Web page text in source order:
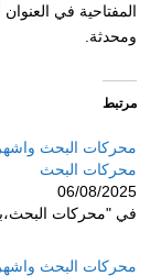
المفتاحية في
ومحدثة.
مرتبط
محركات البحث واشهر
محركات البحث
06/08/2025
في "محركات
محركات البحث واشهر